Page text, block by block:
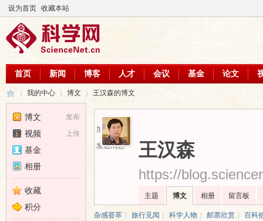
设为首页 收藏本站
首页 新闻 博客 人才 会议 基金 论文
›
我的中心 博文 王汉森的博文
加为好友
发送消息
王汉森
https://
主题 博文 相册 留言板
杂感荟萃 旅行见闻 科学人物 邮票欣赏
百科
发布
博文
上传
视频
基金
相册
收藏
积分